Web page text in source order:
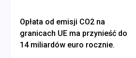
Opłata od emisji CO2 na
granicach UE ma przynieść do
14 miliardów euro rocznie.